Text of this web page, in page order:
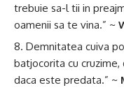
trebuie sa-l tii in
oamenii sa te vina.” ~
Demnitatea cuiva
batjocorita cu
daca este predata.” ~